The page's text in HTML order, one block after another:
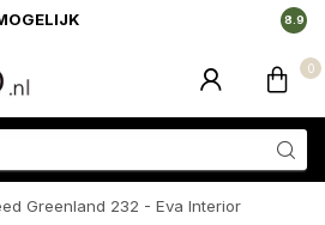
8.9
0
Greenland 232 - Eva Interior